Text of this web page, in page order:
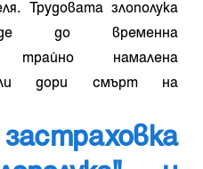
Трудовата злополука
до временна
трайно намалена
или дори смърт на